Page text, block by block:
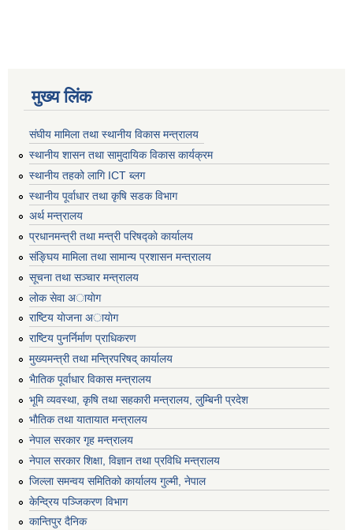
मुख्य लिंक
संघीय मामिला तथा स्थानीय विकास मन्त्रालय
स्थानीय शासन तथा सामुदायिक विकास कार्यक्रम
स्थानीय तहको लागि ICT ब्लग
स्थानीय पूर्वाधार तथा कृषि सडक विभाग
अर्थ मन्त्रालय
प्रधानमन्त्री तथा मन्त्री परिषद्काे कार्यालय
संङ्घिय मामिला तथा सामान्य प्रशासन मन्त्रालय
सूचना तथा सञ्चार मन्त्रालय
लाेक सेवा अायाेग
राष्टिय याेजना अायाेग
राष्टिय पुनर्निर्माण प्राधिकरण
मुख्यमन्त्री तथा मन्त्रिपरिषद् कार्यालय
भैातिक पूर्वाधार विकास मन्त्रालय
भूमि व्यवस्था, कृषि तथा सहकारी मन्त्रालय, लु्म्बिनी प्रदेश
भाैतिक तथा यातायात मन्त्रालय
नेपाल सरकार गृह मन्त्रालय
नेपाल सरकार शिक्षा, विज्ञान तथा प्रविधि मन्त्रालय
जिल्ला समन्वय समितिको कार्यालय गुल्मी, नेपाल
केन्द्रिय पञ्जिकरण विभाग
कान्तिपुर दैनिक